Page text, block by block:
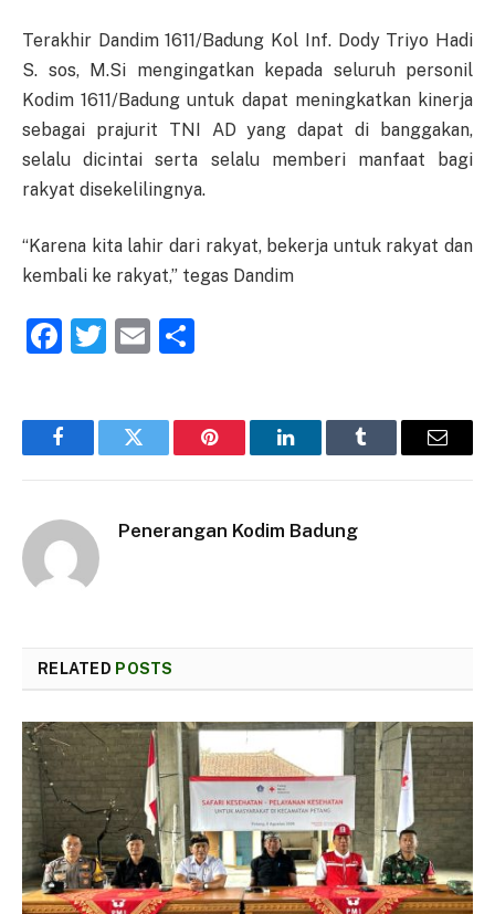
Terakhir Dandim 1611/Badung Kol Inf. Dody Triyo Hadi
S. sos, M.Si mengingatkan kepada seluruh personil
Kodim 1611/Badung untuk dapat meningkatkan kinerja
sebagai prajurit TNI AD yang dapat di banggakan,
selalu dicintai serta selalu memberi manfaat bagi
rakyat disekelilingnya.
“Karena kita lahir dari rakyat, bekerja untuk rakyat dan
kembali ke rakyat,” tegas Dandim
Facebook
Twitter
Email
FacebookTwitter Pinterest LinkedInTumblr Email
Penerangan Kodim Badung
RELATED POSTS